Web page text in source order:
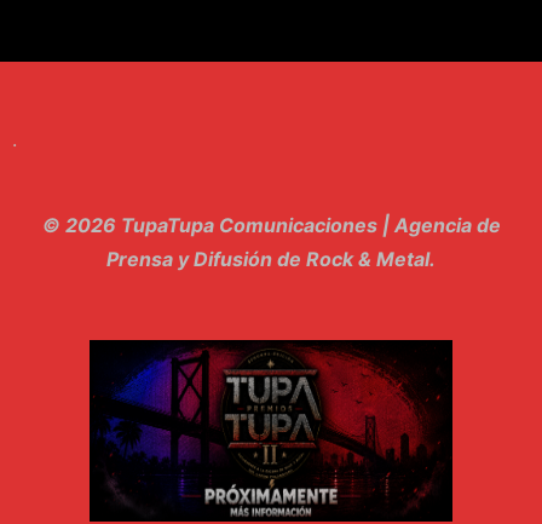
12. dolor - Piel
14. Llanto en el Cielo - Carmaleon
15. Pachakuti - Pleia
16. Demuestro Mi Fe - Epidemia Rapcore
17. Kamikaze - La Pvta Electrica
.
© 2026 TupaTupa Comunicaciones | Agencia de
Prensa y Difusión de Rock & Metal.